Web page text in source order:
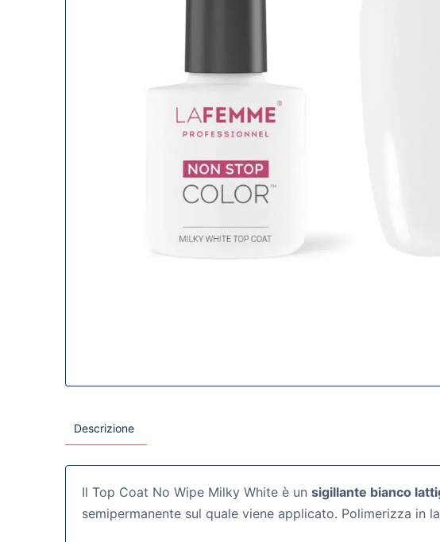
Descrizione
Il Top Coat No Wipe Milky White è un sigillante bianco
semipermanente sul quale viene applicato. Polimerizza in